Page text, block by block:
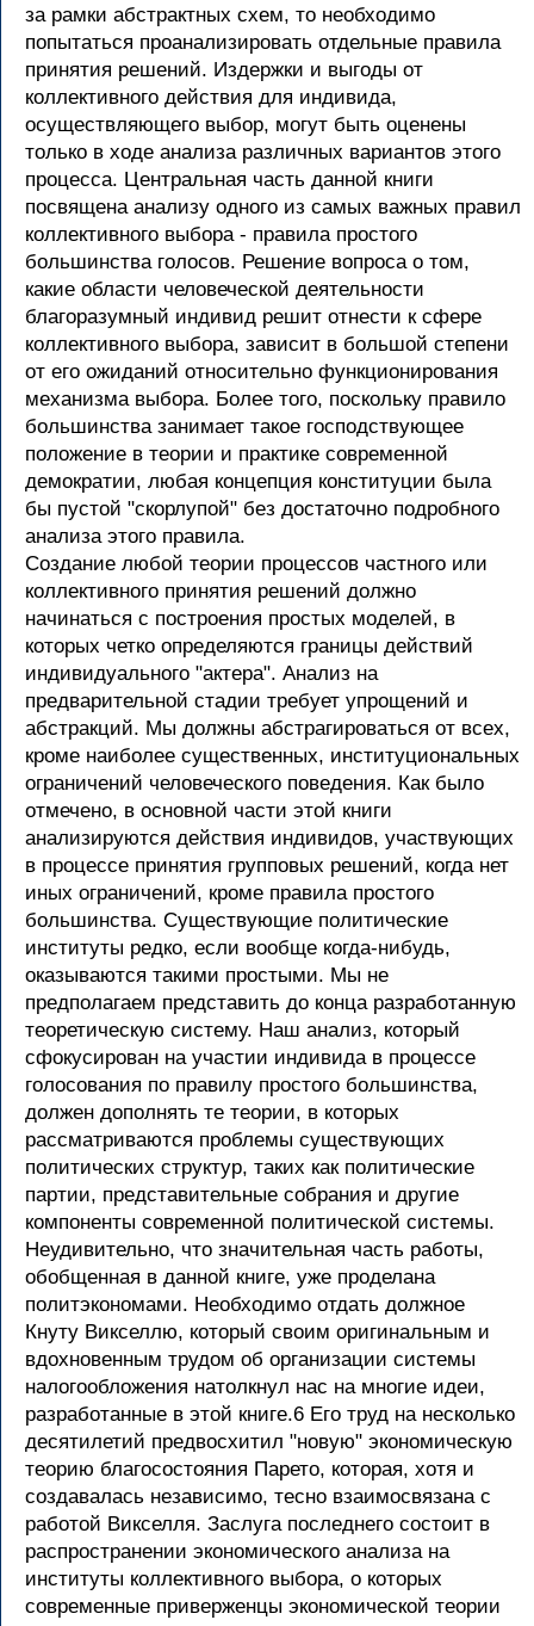
за рамки абстрактных схем, то необходимо
попытаться проанализировать отдельные правила
принятия решений. Издержки и выгоды от
коллективного действия для индивида,
осуществляющего выбор, могут быть оценены
только в ходе анализа различных вариантов этого
процесса. Центральная часть данной книги
посвящена анализу одного из самых важных правил
коллективного выбора - правила простого
большинства голосов. Решение вопроса о том,
какие области человеческой деятельности
благоразумный индивид решит отнести к сфере
коллективного выбора, зависит в большой степени
от его ожиданий относительно функционирования
механизма выбора. Более того, поскольку правило
большинства занимает такое господствующее
положение в теории и практике современной
демократии, любая концепция конституции была
бы пустой "скорлупой" без достаточно подробного
анализа этого правила.
Создание любой теории процессов частного или
коллективного принятия решений должно
начинаться с построения простых моделей, в
которых четко определяются границы действий
индивидуального "актера". Анализ на
предварительной стадии требует упрощений и
абстракций. Мы должны абстрагироваться от всех,
кроме наиболее существенных, институциональных
ограничений человеческого поведения. Как было
отмечено, в основной части этой книги
анализируются действия индивидов, участвующих
в процессе принятия групповых решений, когда нет
иных ограничений, кроме правила простого
большинства. Существующие политические
институты редко, если вообще когда-нибудь,
оказываются такими простыми. Мы не
предполагаем представить до конца разработанную
теоретическую систему. Наш анализ, который
сфокусирован на участии индивида в процессе
голосования по правилу простого большинства,
должен дополнять те теории, в которых
рассматриваются проблемы существующих
политических структур, таких как политические
партии, представительные собрания и другие
компоненты современной политической системы.
Неудивительно, что значительная часть работы,
обобщенная в данной книге, уже проделана
политэкономами. Необходимо отдать должное
Кнуту Викселлю, который своим оригинальным и
вдохновенным трудом об организации системы
налогообложения натолкнул нас на многие идеи,
разработанные в этой книге.6 Его труд на несколько
десятилетий предвосхитил "новую" экономическую
теорию благосостояния Парето, которая, хотя и
создавалась независимо, тесно взаимосвязана с
работой Викселля. Заслуга последнего состоит в
распространении экономического анализа на
институты коллективного выбора, о которых
современные приверженцы экономической теории